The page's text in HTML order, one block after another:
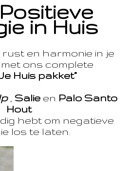
in Huis
en harmonie in je
ons complete
Huis pakket”
, Salie en Palo Santo
Hout
hebt om negatieve
los te laten.